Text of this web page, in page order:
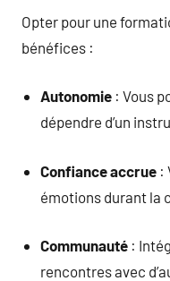
Opter pour une
bénéfices :
Autonomie : Vous
dépendre d’un
Confiance accrue :
émotions durant la
Communauté :
rencontres avec